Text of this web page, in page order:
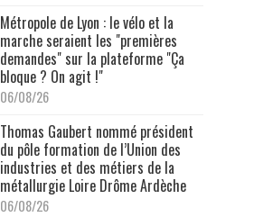
Métropole de Lyon : le vélo et la
marche seraient les "premières
demandes" sur la plateforme "Ça
bloque ? On agit !"
06/08/26
Thomas Gaubert nommé président
du pôle formation de l’Union des
industries et des métiers de la
métallurgie Loire Drôme Ardèche
06/08/26